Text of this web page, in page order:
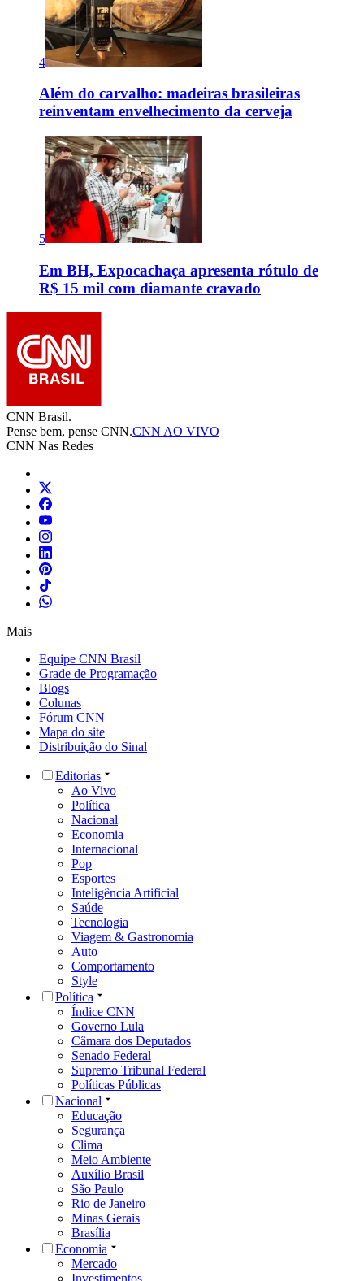
4
Além do carvalho: madeiras brasileiras
reinventam envelhecimento da cerveja
5
Em BH, Expocachaça apresenta rótulo de
R$ 15 mil com diamante cravado
CNN Brasil.
Pense bem, pense CNN.CNN AO VIVO
CNN Nas Redes
Mais
Equipe CNN Brasil
Grade de Programação
Blogs
Colunas
Fórum CNN
Mapa do site
Distribuição do Sinal
Editorias
Ao Vivo
Política
Nacional
Economia
Internacional
Pop
Esportes
Inteligência Artificial
Saúde
Tecnologia
Viagem & Gastronomia
Auto
Comportamento
Style
Política
Índice CNN
Governo Lula
Câmara dos Deputados
Senado Federal
Supremo Tribunal Federal
Políticas Públicas
Nacional
Educação
Segurança
Clima
Meio Ambiente
Auxílio Brasil
São Paulo
Rio de Janeiro
Minas Gerais
Brasília
Economia
Mercado